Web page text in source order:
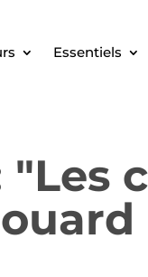
Essentiels
"Les